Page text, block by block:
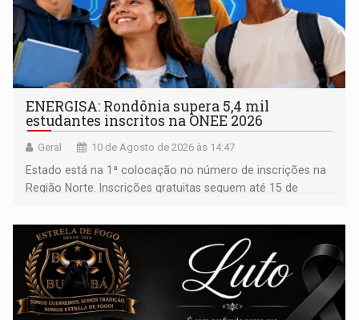
ENERGISA: Rondônia supera 5,4 mil
estudantes inscritos na ONEE 2026
Geral 10 de Agosto de 2026 às 14:47
Estado está na 1ª colocação no número de inscrições na
Região Norte. Inscrições gratuitas seguem até 15 de